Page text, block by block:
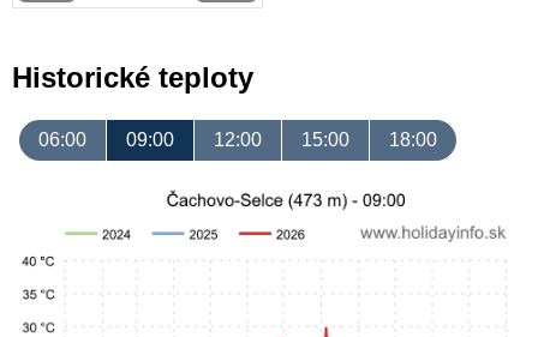
Historické teploty
06:00 09:00 12:00 15:00 18:00